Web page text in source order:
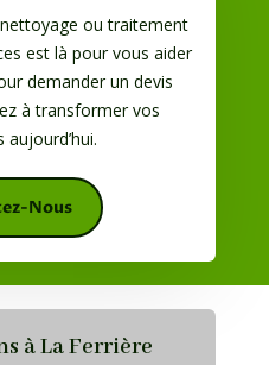
ou traitement
est là pour vous aider
demander un devis
à transformer vos
aujourd’hui.
Nous
àLa Ferrière